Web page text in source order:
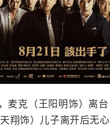
麦克（王阳明饰）离
翔饰）儿子离开后无